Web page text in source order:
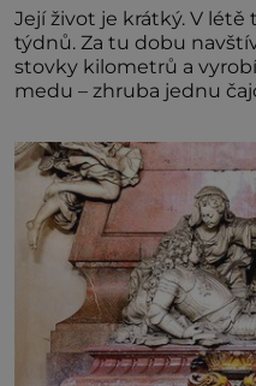
Její život je krátký. V
týdnů. Za tu dobu
stovky kilometrů a
medu – zhruba jednu
dalšími desítkami tisíc
vznikne jeden z